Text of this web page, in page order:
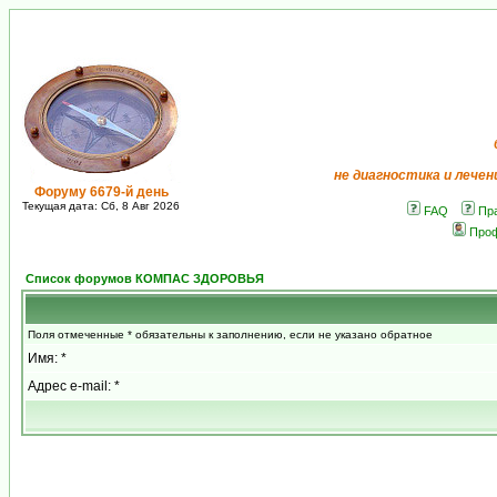
Форуму 6679-й день
Текущая дата: Сб, 8 Авг 2026
не диагностика и
FAQ
Список форумов КОМПАС ЗДОРОВЬЯ
Поля отмеченные * обязательны к заполнению, если не указано обратное
Имя: *
Адрес e-mail: *